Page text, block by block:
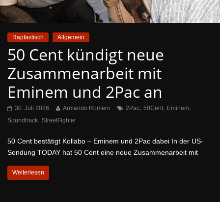
Raptastisch Allgemein
50 Cent kündigt neue
Zusammenarbeit mit
Eminem und 2Pac an
30. Juli 2026 Armando Romero 2Pac, 50Cent, Eminem,
Soundtrack, StreetFighter
50 Cent bestätigt Kollabo – Eminem und 2Pac dabei In der US-
Sendung TODAY hat 50 Cent eine neue Zusammenarbeit mit
Weiterlesen